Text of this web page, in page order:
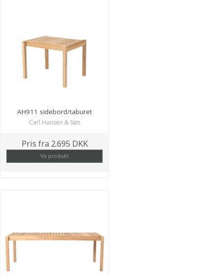
AH911 sidebord/taburet
Carl Hansen & Søn
Pris fra 2.695 DKK
Vis produkt